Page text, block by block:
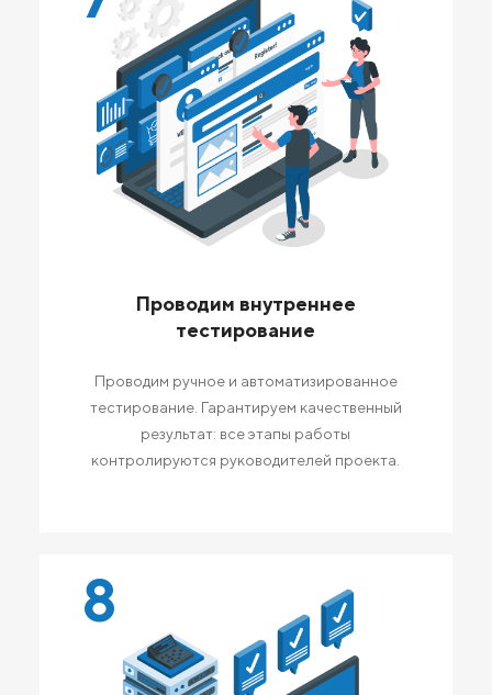
Проводим внутреннее
тестирование
Проводим ручное и автоматизированное
тестирование. Гарантируем качественный
результат: все этапы работы
контролируются руководителей проекта.
8